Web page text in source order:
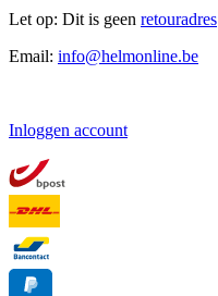
Let op: Dit is geen retouradres
Email: info@helmonline.be
Inloggen account